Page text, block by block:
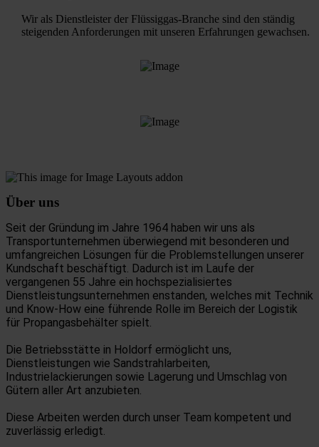
Wir als Dienstleister der Flüssiggas-Branche sind den ständig
steigenden Anforderungen mit unseren Erfahrungen gewachsen.
Über uns
Seit der Gründung im Jahre 1964 haben wir uns als
Transportunternehmen überwiegend mit besonderen und
umfangreichen Lösungen für die Problemstellungen unserer
Kundschaft beschäftigt. Dadurch ist im Laufe der
vergangenen 55 Jahre ein hochspezialisiertes
Dienstleistungsunternehmen enstanden, welches mit Technik
und Know-How eine führende Rolle im Bereich der Logistik
für Propangasbehälter spielt.
Die Betriebsstätte in Holdorf ermöglicht uns,
Dienstleistungen wie Sandstrahlarbeiten,
Industrielackierungen sowie Lagerung und Umschlag von
Gütern aller Art anzubieten.
Diese Arbeiten werden durch unser Team kompetent und
zuverlässig erledigt.